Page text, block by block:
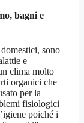
, bagni e
sono
e
clima molto
organici che
per la
fisiologici
poiché i